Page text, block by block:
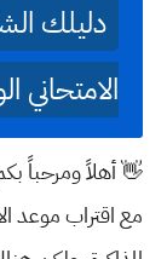
دليلك
الامتحاني
👋 أهلاً ومرحباً
مع اقتراب موعد